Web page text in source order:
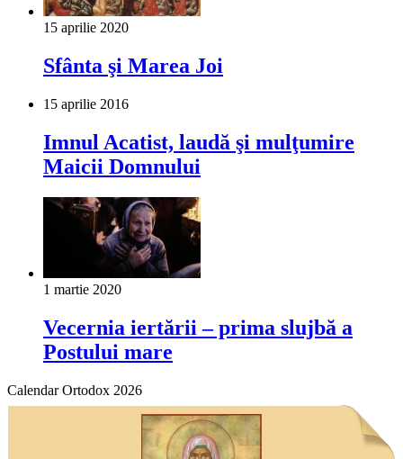
15 aprilie 2020
Sfânta şi Marea Joi
15 aprilie 2016
Imnul Acatist, laudă şi mulţumire
Maicii Domnului
1 martie 2020
Vecernia iertării – prima slujbă a
Postului mare
Calendar Ortodox 2026